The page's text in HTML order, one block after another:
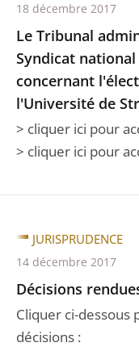
Le Tribunal
Syndicat
concernant
l'Université de
> cliquer ici pour
> cliquer ici pour
18 décembre 2017
Décisions
Cliquer ci-dessous
décisions :
JURISPRUDENCE
14 décembre 2017